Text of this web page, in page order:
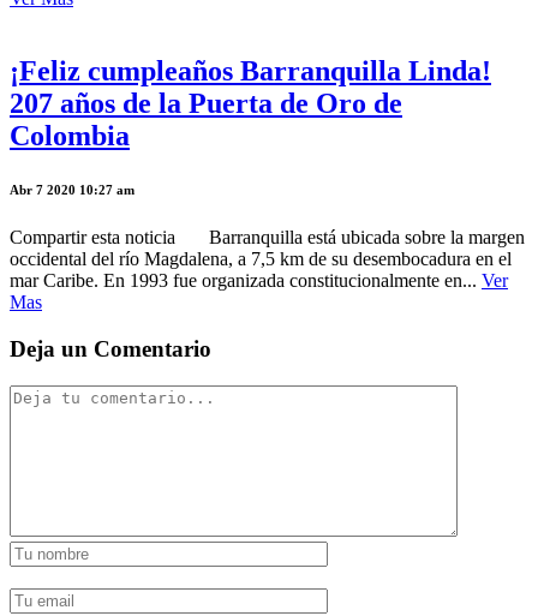
¡Feliz cumpleaños Barranquilla Linda!
207 años de la Puerta de Oro de
Colombia
Abr 7 2020 10:27 am
Compartir esta noticia Barranquilla está ubicada sobre la margen
occidental del río Magdalena, a 7,5 km de su desembocadura en el
mar Caribe. En 1993 fue organizada constitucionalmente en... Ver
Mas
Deja un Comentario